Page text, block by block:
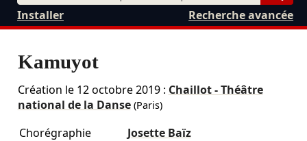
Recherche avancée
Installer
Kamuyot
Création le 12 octobre 2019: Chaillot - Théâtre
national de la Danse(Paris)
Chorégraphie
Josette Baïz